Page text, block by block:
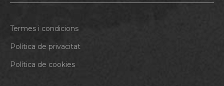
Termes i condicions
Política de privacitat
Política de cookies